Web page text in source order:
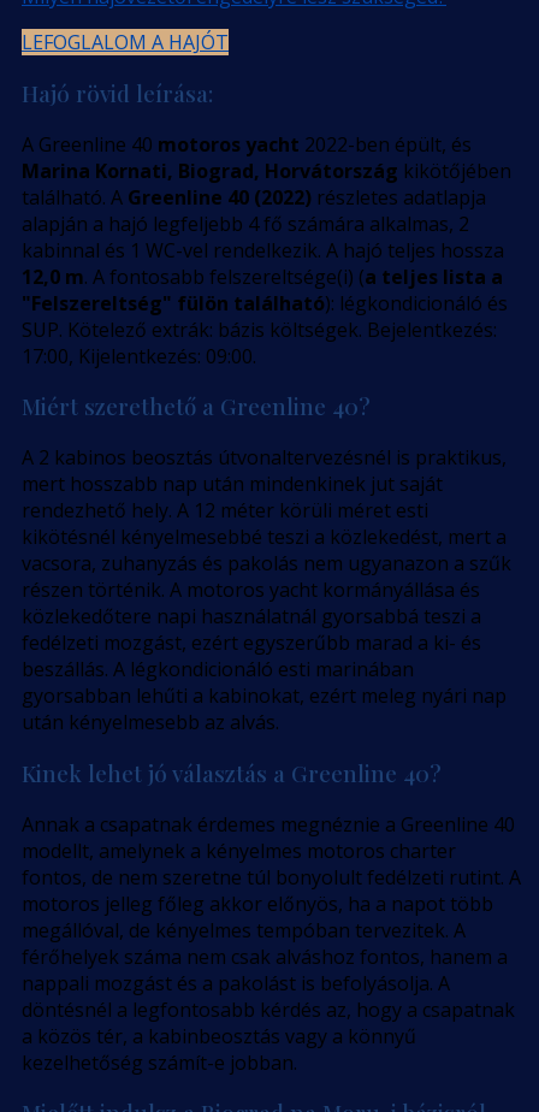
LEFOGLALOM A HAJÓT
Hajó rövid leírása:
A Greenline 40 motoros yacht 2022-ben épült, és
Marina Kornati, Biograd, Horvátország kikötőjében
található. A Greenline 40 (2022) részletes adatlapja
alapján a hajó legfeljebb 4 fő számára alkalmas, 2
kabinnal és 1 WC-vel rendelkezik. A hajó teljes hossza
12,0 m. A fontosabb felszereltsége(i) (a teljes lista a
"Felszereltség" fülön található): légkondicionáló és
SUP. Kötelező extrák: bázis költségek. Bejelentkezés:
17:00, Kijelentkezés: 09:00.
Miért szerethető a Greenline 40?
A 2 kabinos beosztás útvonaltervezésnél is praktikus,
mert hosszabb nap után mindenkinek jut saját
rendezhető hely. A 12 méter körüli méret esti
kikötésnél kényelmesebbé teszi a közlekedést, mert a
vacsora, zuhanyzás és pakolás nem ugyanazon a szűk
részen történik. A motoros yacht kormányállása és
közlekedőtere napi használatnál gyorsabbá teszi a
fedélzeti mozgást, ezért egyszerűbb marad a ki- és
beszállás. A légkondicionáló esti marinában
gyorsabban lehűti a kabinokat, ezért meleg nyári nap
után kényelmesebb az alvás.
Kinek lehet jó választás a Greenline 40?
Annak a csapatnak érdemes megnéznie a Greenline 40
modellt, amelynek a kényelmes motoros charter
fontos, de nem szeretne túl bonyolult fedélzeti rutint. A
motoros jelleg főleg akkor előnyös, ha a napot több
megállóval, de kényelmes tempóban tervezitek. A
férőhelyek száma nem csak alváshoz fontos, hanem a
nappali mozgást és a pakolást is befolyásolja. A
döntésnél a legfontosabb kérdés az, hogy a csapatnak
a közös tér, a kabinbeosztás vagy a könnyű
kezelhetőség számít-e jobban.